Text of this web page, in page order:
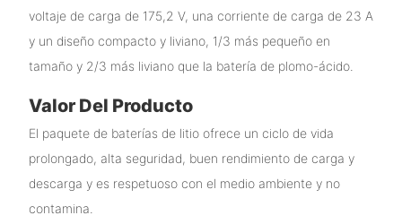
voltaje de carga de 175,2 V, una corriente de carga de 23 A
y un diseño compacto y liviano, 1/3 más pequeño en
tamaño y 2/3 más liviano que la batería de plomo-ácido.
Valor Del Producto
El paquete de baterías de litio ofrece un ciclo de vida
prolongado, alta seguridad, buen rendimiento de carga y
descarga y es respetuoso con el medio ambiente y no
contamina.